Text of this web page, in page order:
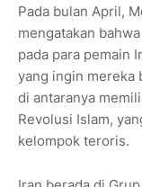
Pada bulan April,
mengatakan
pada para pemain
yang ingin mereka
di antaranya
Revolusi Islam,
kelompok teroris.